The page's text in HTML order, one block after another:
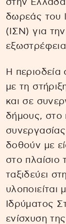
στην
δωρεάς του
(ΙΣΝ) για
Η περιοδεία
με τη
και σε
δήμους, στο
δοθούν με
στο
ταξιδεύει
Ιδρύματος
ενίσχυση